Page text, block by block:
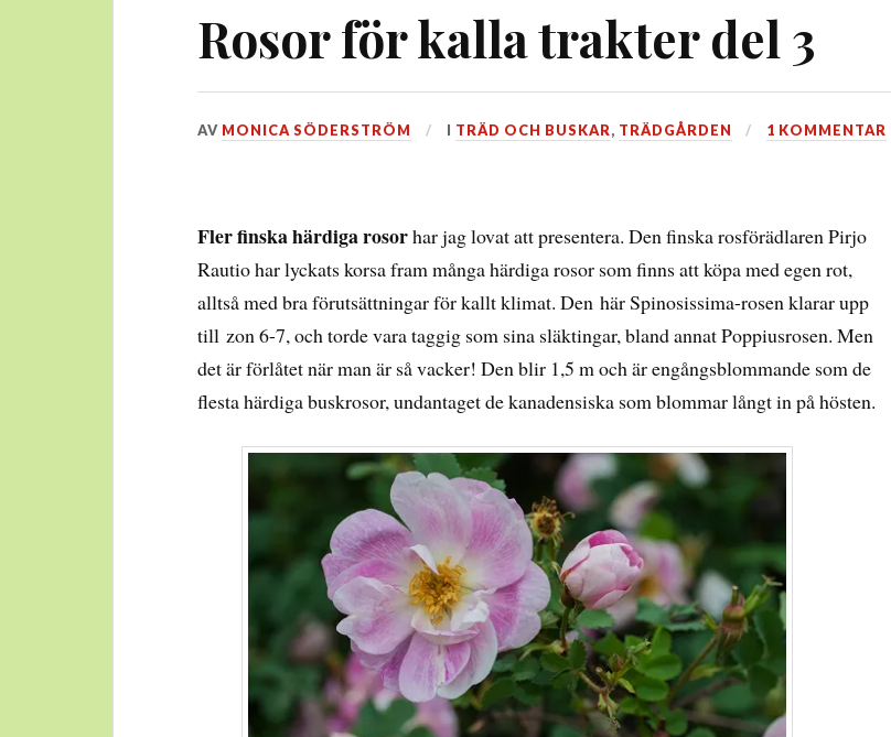
Rosor för kalla trakter del 3
DEN
AV MONICA SÖDERSTRÖM I TRÄD OCH BUSKAR, TRÄDGÅRDEN 1 KOMMENTAR
Fler finska härdiga rosorhar jag lovat att presentera. Den finska rosförädlaren Pirjo
Rautio har lyckats korsa fram många härdiga rosor som finns att köpa med egen rot,
alltså med bra förutsättningar för kallt klimat. Den här Spinosissima-rosen klarar upp
till zon 6-7, och torde vara taggig som sina släktingar, bland annat Poppiusrosen. Men
det är förlåtet när man är så vacker! Den blir 1,5 m och är engångsblommande som de
flesta härdiga buskrosor, undantaget de kanadensiska som blommar långt in på hösten.